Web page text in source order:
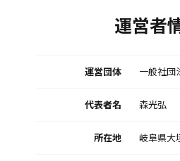
運営者
運営団体 一般社
代表者名 森光弘
所在地 岐阜県大